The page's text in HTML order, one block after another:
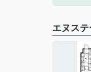
エヌス